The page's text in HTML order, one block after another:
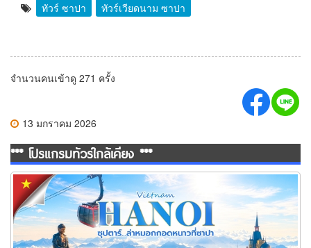
ทัวร์ ซาปา
ทัวร์เวียดนาม ซาปา
จำนวนคนเข้าดู 271 ครั้ง
13 มกราคม 2026
*** โปรแกรมทัวร์ใกล้เคียง ***
ทัวร์เวียดนามเหนือ ล่าหมอกกอดหนาวที่ซาปา 5 วัน 4 คืน